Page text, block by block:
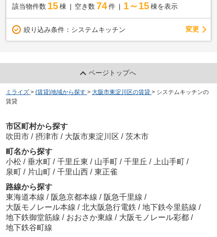
該当物件数 15棟 空き数 74 件 1～15 棟を表示
絞り込み条件： システムキッチン 変更
ページトップへ
ミライズ > (賃貸)地域から探す > 大阪市東淀川区の賃貸 > システムキッチンの
賃貸
市区町村から探す
吹田市 / 摂津市 / 大阪市東淀川区 / 茨木市
町名から探す
小松 / 垂水町 / 千里丘東 / 山手町 / 千里丘 / 上山手町 /
泉町 / 片山町 / 千里山西 / 東正雀
路線から探す
東海道本線 / 阪急京都本線 / 阪急千里線 /
大阪モノレール本線 / 北大阪急行電鉄 / 地下鉄今里筋線 /
地下鉄御堂筋線 / おおさか東線 / 大阪モノレール彩都 /
地下鉄谷町線